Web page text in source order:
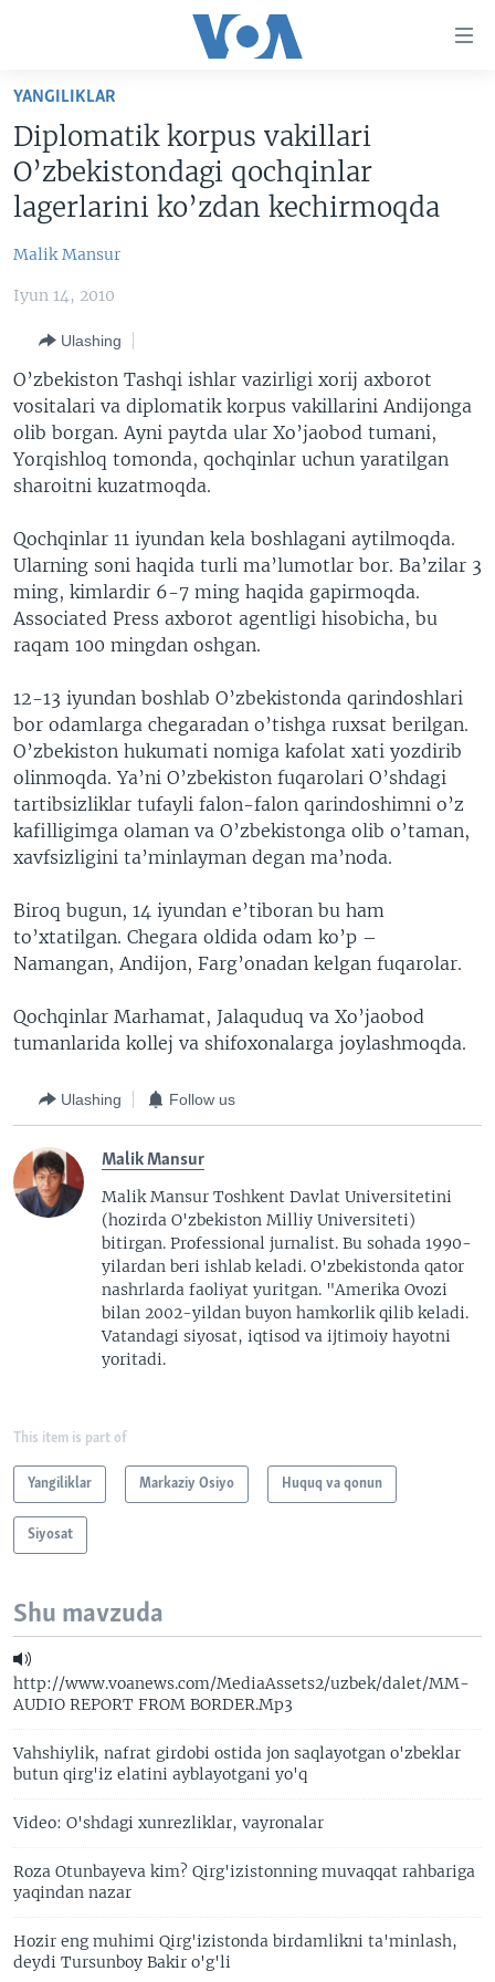
Boshiga
qayting
Qidiruvga
o'ting
AMERIKA
MARKAZIY OSIYO
AMERIKA MANZARALARI
XALQARO HAYOT
VASHINGTON CHOYXONASI
MOBIL-SALOM!
XABARLAR SURATLARDA
IJTIMOIY TARMOQLAR
FACEBOOK
YOUTUBE
INSTAGRAM
TELEGRAM
TWITTER
SOUNDCLOUD
INGLIZ TILI DARSLARI
EDITORIAL
Learning English
YANGILIKLAR
Diplomatik korpus vakillari
O’zbekistondagi qochqinlar
lagerlarini ko’zdan kechirmoqda
Malik Mansur
Iyun 14, 2010
Ulashing
O’zbekiston Tashqi ishlar vazirligi xorij axborot
vositalari va diplomatik korpus vakillarini Andijonga
olib borgan. Ayni paytda ular Xo’jaobod tumani,
Yorqishloq tomonda, qochqinlar uchun yaratilgan
sharoitni kuzatmoqda.
Qochqinlar 11 iyundan kela boshlagani aytilmoqda.
Ularning soni haqida turli ma’lumotlar bor. Ba’zilar 3
ming, kimlardir 6-7 ming haqida gapirmoqda.
Associated Press axborot agentligi hisobicha, bu
raqam 100 mingdan oshgan.
12-13 iyundan boshlab O’zbekistonda qarindoshlari
bor odamlarga chegaradan o’tishga ruxsat berilgan.
O’zbekiston hukumati nomiga kafolat xati yozdirib
olinmoqda. Ya’ni O’zbekiston fuqarolari O’shdagi
tartibsizliklar tufayli falon-falon qarindoshimni o’z
kafilligimga olaman va O’zbekistonga olib o’taman,
xavfsizligini ta’minlayman degan ma’noda.
Biroq bugun, 14 iyundan e’tiboran bu ham
to’xtatilgan. Chegara oldida odam ko’p –
Namangan, Andijon, Farg’onadan kelgan fuqarolar.
Qochqinlar Marhamat, Jalaquduq va Xo’jaobod
tumanlarida kollej va shifoxonalarga joylashmoqda.
Ulashing Follow us
Malik Mansur
Malik Mansur Toshkent Davlat Universitetini
(hozirda O'zbekiston Milliy Universiteti)
bitirgan. Professional jurnalist. Bu sohada 1990-
yilardan beri ishlab keladi. O'zbekistonda qator
nashrlarda faoliyat yuritgan. "Amerika Ovozi
bilan 2002-yildan buyon hamkorlik qilib keladi.
Vatandagi siyosat, iqtisod va ijtimoiy hayotni
yoritadi.
This item is part of
Yangiliklar Markaziy Osiyo Huquq va qonun
Siyosat
Shu mavzuda
http://www.voanews.com/MediaAssets2/uzbek/dalet/MM-
AUDIO REPORT FROM BORDER.Mp3
Vahshiylik, nafrat girdobi ostida jon saqlayotgan o'zbeklar
butun qirg'iz elatini ayblayotgani yo'q
Video: O'shdagi xunrezliklar, vayronalar
Roza Otunbayeva kim? Qirg'izistonning muvaqqat rahbariga
yaqindan nazar
Hozir eng muhimi Qirg'izistonda birdamlikni ta'minlash,
deydi Tursunboy Bakir o'g'li